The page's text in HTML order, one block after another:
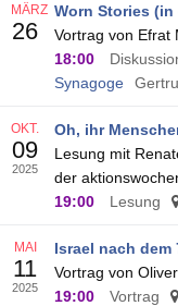
Worn Stories
Vortrag von Efrat
18:00
Synagoge
MÄRZ
26
Oh, ihr
Lesung mit
der
19:00
Lesung
OKT.
09
2025
Israel nach dem
Vortrag von
19:00
Vortrag
MAI
11
2025